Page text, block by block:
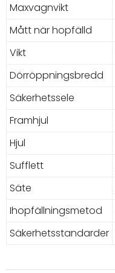
Maxvagnvikt
Mått när hopfälld
Vikt
Dörröppningsbredd
Säkerhetssele
Framhjul
Hjul
Sufflett
Säte
Ihopfällningsmetod
Säkerhetsstandarder